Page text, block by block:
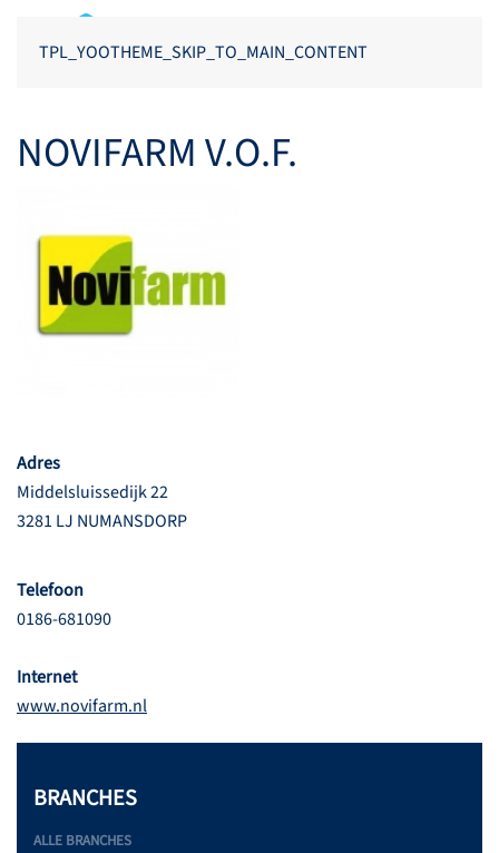
TPL_YOOTHEME_SKIP_TO_MAIN_CONTENT
NOVIFARM V.O.F.
Adres
Middelsluissedijk 22
3281 LJ NUMANSDORP
Telefoon
0186-681090
Internet
www.novifarm.nl
BRANCHES
ALLE BRANCHES